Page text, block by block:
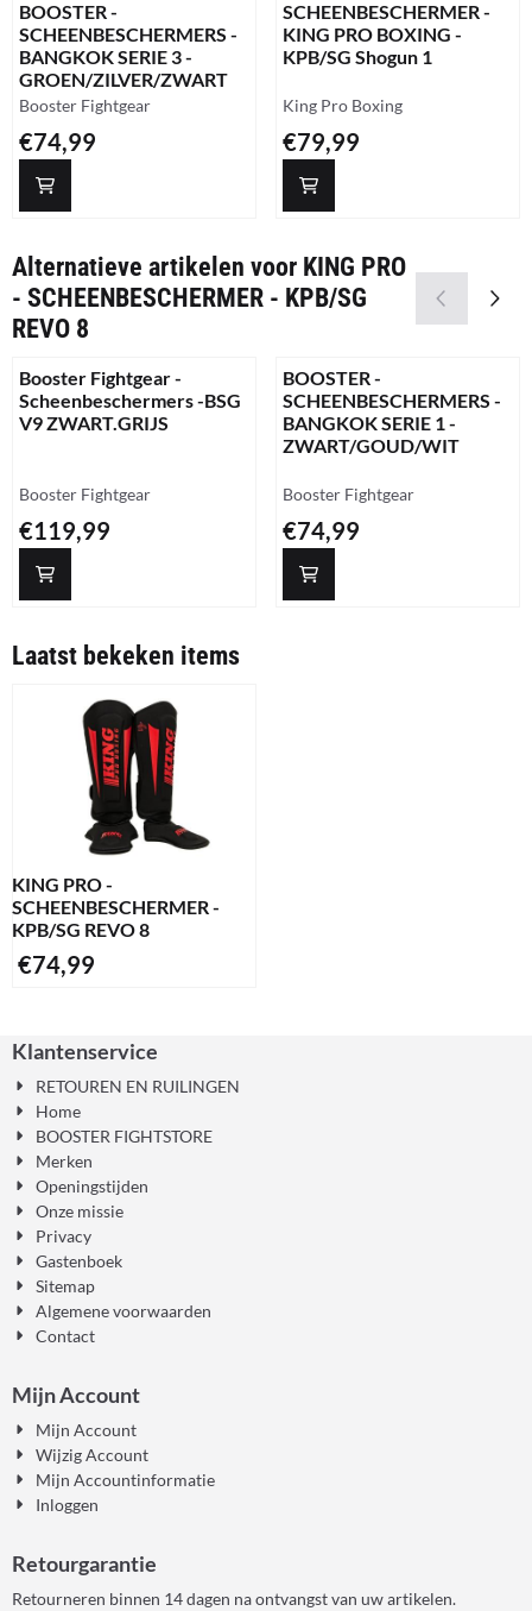
BOOSTER -
SCHEENBESCHERMERS -
BANGKOK SERIE 3 -
GROEN/ZILVER/ZWART
Merk:
Booster Fightgear
Prijs: 74,99
€74,99
SCHEENBESCHERMER -
KING PRO BOXING -
KPB/SG Shogun 1
Merk:
King Pro Boxing
Prijs: 79,99
€79,99
Alternatieve artikelen voor KING PRO
- SCHEENBESCHERMER - KPB/SG
REVO 8
Booster Fightgear -
Scheenbeschermers -BSG
V9 ZWART.GRIJS
Merk:
Booster Fightgear
Prijs: 119,99
€119,99
BOOSTER -
SCHEENBESCHERMERS -
BANGKOK SERIE 1 -
ZWART/GOUD/WIT
Merk:
Booster Fightgear
Prijs: 74,99
€74,99
Laatst bekeken items
KING PRO -
SCHEENBESCHERMER -
KPB/SG REVO 8
€74,99
Klantenservice
RETOUREN EN RUILINGEN
Home
BOOSTER FIGHTSTORE
Merken
Openingstijden
Onze missie
Privacy
Gastenboek
Sitemap
Algemene voorwaarden
Contact
Mijn Account
Mijn Account
Wijzig Account
Mijn Accountinformatie
Inloggen
Retourgarantie
Retourneren binnen 14 dagen na ontvangst van uw artikelen.